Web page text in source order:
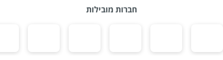
חברות מובילות